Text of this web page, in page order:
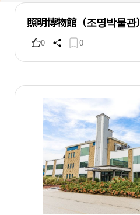
照明博物館（조명박물관）
0 0